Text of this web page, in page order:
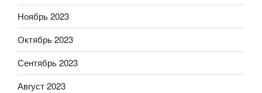
Ноябрь 2023
Октябрь 2023
Сентябрь 2023
Август 2023